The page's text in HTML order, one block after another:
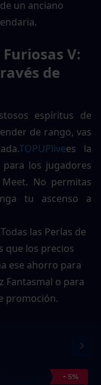
un anciano
V:
de
espíritus de
de rango, vas
TOPUPlivees la
los jugadores
No permitas
tu ascenso a
las Perlas de
que los precios
ese ahorro para
Fantasmal o para
promoción.
- 5%